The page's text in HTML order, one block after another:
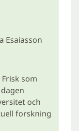
Esaiasson
som
och
forskning